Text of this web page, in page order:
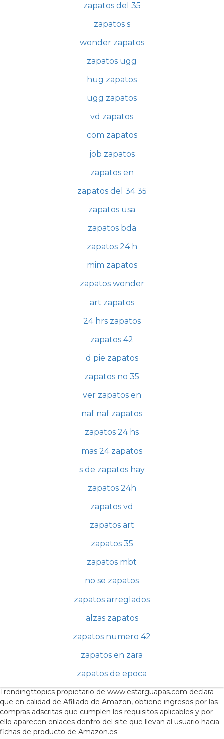
zapatos del 35
zapatos s
wonder zapatos
zapatos ugg
hug zapatos
ugg zapatos
vd zapatos
com zapatos
job zapatos
zapatos en
zapatos del 34 35
zapatos usa
zapatos bda
zapatos 24 h
mim zapatos
zapatos wonder
art zapatos
24 hrs zapatos
zapatos 42
d pie zapatos
zapatos no 35
ver zapatos en
naf naf zapatos
zapatos 24 hs
mas 24 zapatos
s de zapatos hay
zapatos 24h
zapatos vd
zapatos art
zapatos 35
zapatos mbt
no se zapatos
zapatos arreglados
alzas zapatos
zapatos numero 42
zapatos en zara
zapatos de epoca
Trendingttopics propietario de www.estarguapas.com declara
que en calidad de Afiliado de Amazon, obtiene ingresos por las
compras adscritas que cumplen los requisitos aplicables y por
ello aparecen enlaces dentro del site que llevan al usuario hacia
fichas de producto de Amazon.es